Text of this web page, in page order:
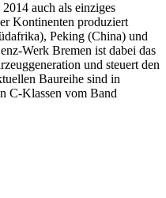
auch als einziges
Kontinenten produziert
Peking (China) und
Werk Bremen ist dabei das
und steuert den
Baureihe sind in
C-Klassen vom Band